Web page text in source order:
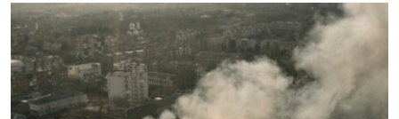
İNSAN AQLARI
VİDEO
SÜRET
BLOGLAR